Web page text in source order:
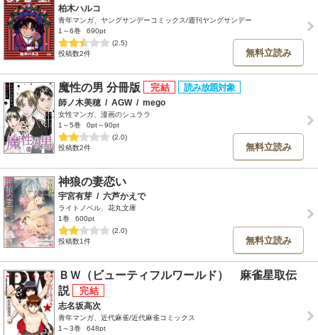
柏木ハルコ
青年マンガ、ヤングサンデーコミックス/週刊ヤングサンデー
1～6巻
690pt
(2.5)
投稿数2件
無料立読み
魔性の男 分冊版
師ノ木美穂 / AGW / mego
女性マンガ、漫画のシュララ
1～5巻
0pt～90pt
(2.0)
投稿数2件
無料立読み
神狼の妻恋い
宇宮有芽 / 六芦かえで
ライトノベル、花丸文庫
1巻
600pt
(2.0)
投稿数1件
無料立読み
ＢＷ（ビューティフルワールド） 麻雀星取伝
説
志名坂高次
青年マンガ、近代麻雀/近代麻雀コミックス
1～3巻
648pt